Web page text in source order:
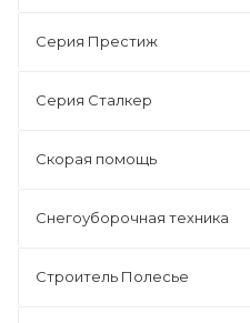
Серия Престиж
Серия Сталкер
Скорая помощь
Снегоуборочная техника
Строитель Полесье